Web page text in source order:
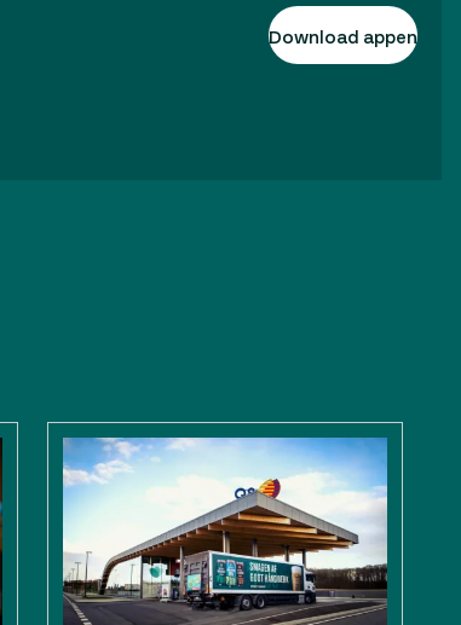
Download appen